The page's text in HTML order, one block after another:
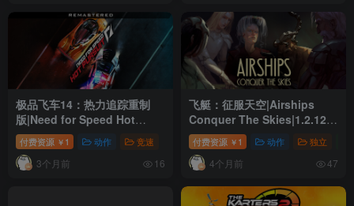
极品飞车14：热力追踪重制
版|Need for Speed Hot
Pursuit
Remastered|1.0.0.23891
付费资源 ￥ 1 动作 竞速
3个月前 16
飞艇：征服天空|Airships
Conquer The Skies|1.2.12|
整合DLC
付费资源 ￥ 1 动作 独立
4个月前 47